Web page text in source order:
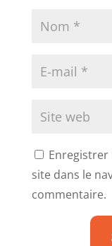
site dans le
commentaire.